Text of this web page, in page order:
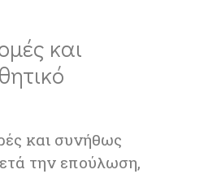
και
και συνήθως
την επούλωση,